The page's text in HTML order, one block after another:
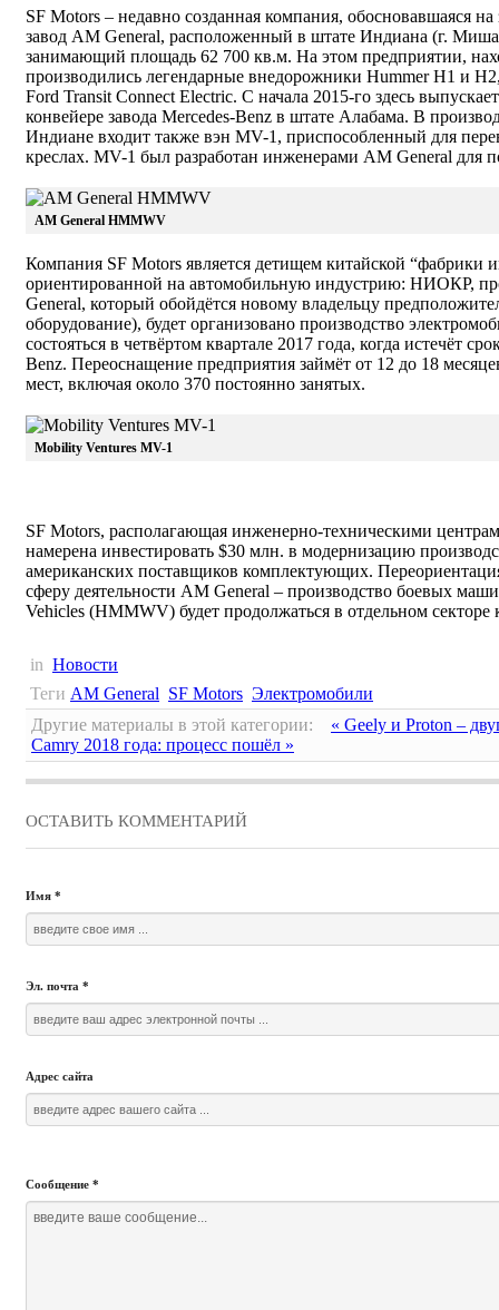
SF Motors – недавно созданная компания, обосновавшаяся
завод AM General, расположенный в штате Индиана (г.
занимающий площадь 62 700 кв.м. На этом предприятии,
производились легендарные внедорожники Hummer H1 и
Ford Transit Connect Electric. С начала 2015-го здесь
конвейере завода Mercedes-Benz в штате Алабама. В
Индиане входит также вэн MV-1, приспособленный для
креслах. MV-1 был разработан инженерами AM General для
AM General HMMWV
Компания SF Motors является детищем китайской “фабрики
ориентированной на автомобильную индустрию: НИОКР,
General, который обойдётся новому владельцу
оборудование), будет организовано производство
состояться в четвёртом квартале 2017 года, когда истечёт
Benz. Переоснащение предприятия займёт от 12 до 18
мест, включая около 370 постоянно занятых.
Mobility Ventures MV-1
SF Motors, располагающая инженерно-техническими
намерена инвестировать $30 млн. в модернизацию
американских поставщиков комплектующих.
сферу деятельности AM General – производство боевых
Vehicles (HMMWV) будет продолжаться в отдельном секторе
in Новости
Теги AM General SF Motors Электромобили
Другие материалы в этой категории:
« Geely и Proton –
Camry 2018 года: процесс пошёл »
ОСТАВИТЬ КОММЕНТАРИЙ
Имя *
Эл. почта *
Адрес сайта
Сообщение *